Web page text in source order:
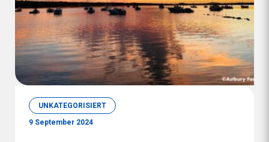
UNKATEGORISIERT
9 September 2024